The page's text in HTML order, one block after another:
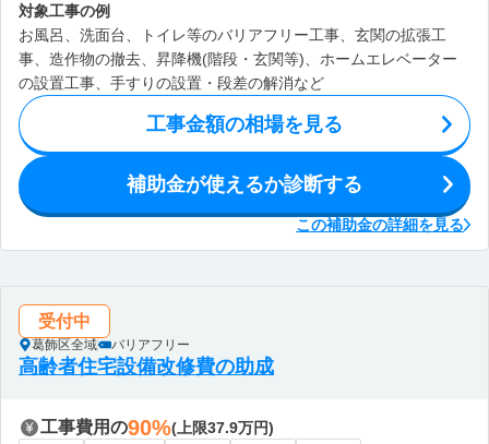
対象工事の例
お風呂、洗面台、トイレ等のバリアフリー工事、玄関の拡張工
事、造作物の撤去、昇降機(階段・玄関等)、ホームエレベーター
の設置工事、手すりの設置・段差の解消など
工事金額の相場を見る
補助金が使えるか診断する
この補助金の詳細を見る
受付中
葛飾区全域 バリアフリー
高齢者住宅設備改修費の助成
工事費用の90%(上限37.9万円)